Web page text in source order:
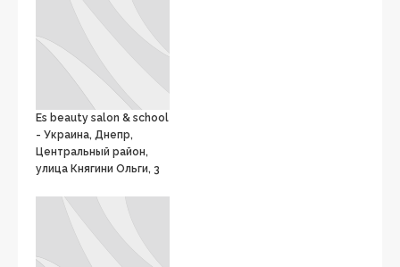
Es beauty salon & school
- Украина, Днепр,
Центральный район,
улица Княгини Ольги, 3